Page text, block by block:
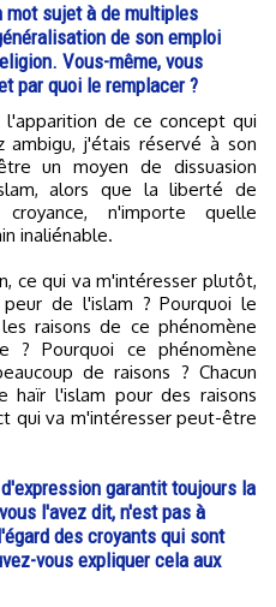
mot sujet à de multiples
de son emploi
Vous-même, vous
par quoi le remplacer ?
de ce concept qui
ambigu, j'étais réservé à son
un moyen de dissuasion
alors que la liberté de
n'importe quelle
inaliénable.
ce qui va m'intéresser plutôt,
de l'islam ? Pourquoi le
raisons de ce phénomène
? Pourquoi ce phénomène
de raisons ? Chacun
l'islam pour des raisons
qui va m'intéresser peut-être
garantit toujours la
l'avez dit, n'est pas à
des croyants qui sont
vous expliquer cela aux